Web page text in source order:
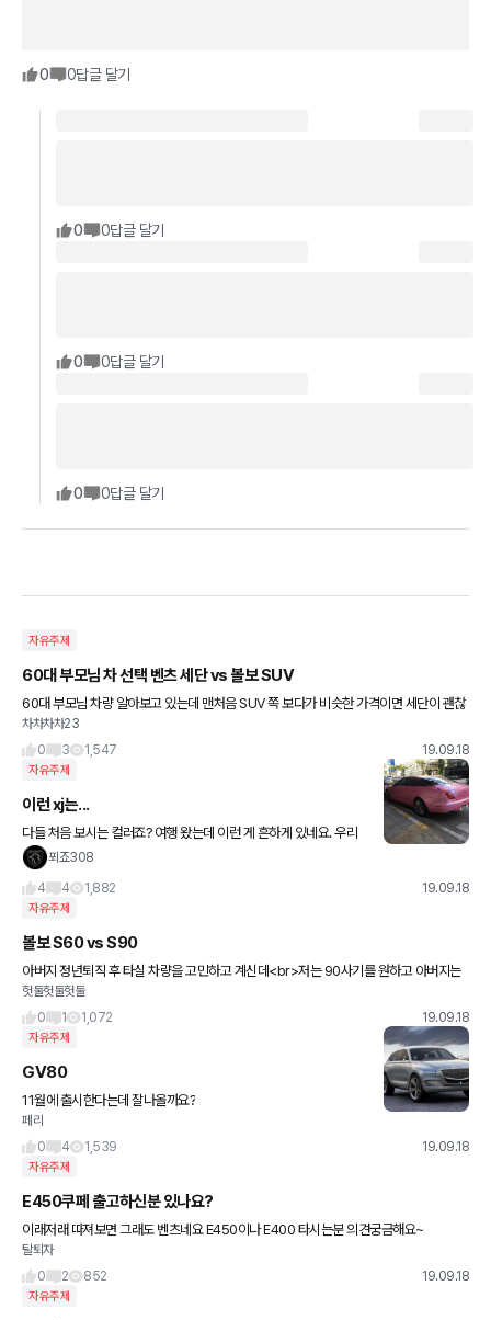
0 0답글 달기
0 0답글 달기
0 0답글 달기
0 0답글 달기
자유주제
60대 부모님 차 선택 벤츠 세단 vs 볼보 SUV
60대 부모님 차량 알아보고 있는데 맨처음 SUV 쪽 보다가 비슷한 가격이면 세단이 괜찮
은것 같아서 고민이 많이 생기네요 <br><br>차량 운행은 주말마다 하실꺼라 가솔린 제
차차차차23
0
3 1,547 19.09.18
자유주제
이런 xj는...
다들 처음 보시는 컬러죠? 여행 왔는데 이런 게 흔하게 있네요. 우리
나라도 간혹 벤츠 이런 래핑 봣는데 재규어 플래그십에 이런 컬러는
푀죠308
4
4 1,882 19.09.18
자유주제
볼보 S60 vs S90
아버지 정년퇴직 후 타실 차량을 고민하고 계신데<br>저는 90사기를 원하고 아버지는
60을 원하시는데<br>크기차이만 나고 별 차이를 모르겠어요,, 차알못이여서,,<br
헛둘헛둘헛둘
0
1 1,072 19.09.18
자유주제
GV80
11월에 출시한다는데 잘나올까요?
페리
0
4 1,539 19.09.18
자유주제
E450쿠페 출고하신분 있나요?
이래저래 따져보면 그래도 벤츠네요 E450이나 E400 타시는분 의견궁금해요~
탈퇴자
0
2 852 19.09.18
자유주제